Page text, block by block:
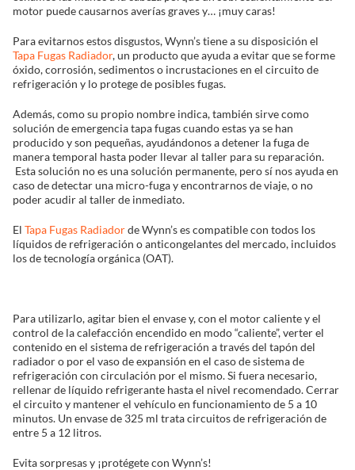
Encuentra un
motor puede causarnos averías graves y… ¡muy caras!
Para evitarnos estos disgustos, Wynn’s tiene a su disposición el
Tapa Fugas Radiador, un producto que ayuda a evitar que se forme
óxido, corrosión, sedimentos o incrustaciones en el circuito de
refrigeración y lo protege de posibles fugas.
Además, como su propio nombre indica, también sirve como
solución de emergencia tapa fugas cuando estas ya se han
producido y son pequeñas, ayudándonos a detener la fuga de
manera temporal hasta poder llevar al taller para su reparación.
Esta solución no es una solución permanente, pero sí nos ayuda en
caso de detectar una micro-fuga y encontrarnos de viaje, o no
poder acudir al taller de inmediato.
El Tapa Fugas Radiadorde Wynn’s es compatible con todos los
líquidos de refrigeración o anticongelantes del mercado, incluidos
los de tecnología orgánica (OAT).
Para utilizarlo, agitar bien el envase y, con el motor caliente y el
control de la calefacción encendido en modo “caliente”, verter el
contenido en el sistema de refrigeración a través del tapón del
radiador o por el vaso de expansión en el caso de sistema de
refrigeración con circulación por el mismo. Si fuera necesario,
rellenar de líquido refrigerante hasta el nivel recomendado. Cerrar
el circuito y mantener el vehículo en funcionamiento de 5 a 10
minutos. Un envase de 325 ml trata circuitos de refrigeración de
entre 5 a 12 litros.
Evita sorpresas y ¡protégete con Wynn’s!